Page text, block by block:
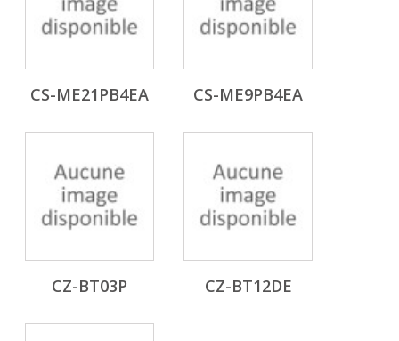
CS-ME21PB4EA CS-ME9PB4EA
CZ-BT03P CZ-BT12DE